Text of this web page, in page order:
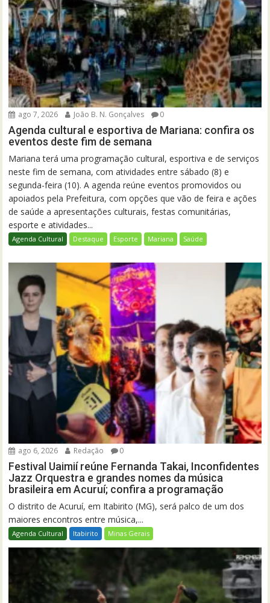
ago 7, 2026 João B. N. Gonçalves 0
Agenda cultural e esportiva de Mariana: confira os
eventos deste fim de semana
Mariana terá uma programação cultural, esportiva e de serviços
neste fim de semana, com atividades entre sábado (8) e
segunda-feira (10). A agenda reúne eventos promovidos ou
apoiados pela Prefeitura, com opções que vão de feira e ações
de saúde a apresentações culturais, festas comunitárias,
esporte e atividades...
Agenda Cultural Destaque Esporte Mariana Saúde
ago 6, 2026 Redação 0
Festival Uaimií reúne Fernanda Takai, Inconfidentes
Jazz Orquestra e grandes nomes da música
brasileira em Acuruí; confira a programação
O distrito de Acuruí, em Itabirito (MG), será palco de um dos
maiores encontros entre música,...
Agenda Cultural Itabirito Minas Gerais